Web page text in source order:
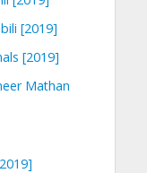
[2019]
[2019]
Mathan